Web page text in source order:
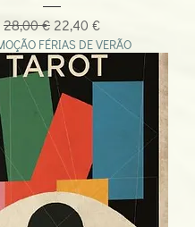
Preço normal
28,00 € Preço promocional
22,40 €
FÉRIAS DE VERÃO